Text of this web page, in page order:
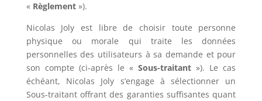
« Règlement»).
Nicolas Joly est libre de choisir toute personne
physique ou morale qui traite les données
personnelles des utilisateurs à sa demande et pour
son compte (ci-après le «Sous-traitant »). Le cas
échéant, Nicolas Joly s’engage à sélectionner un
Sous-traitant offrant des garanties suffisantes quant